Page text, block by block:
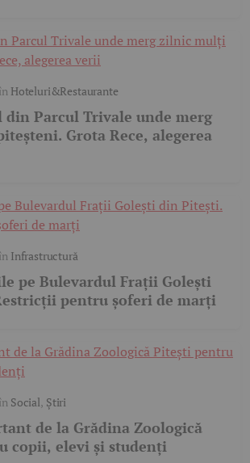
Hoteluri&Restaurante
din Parcul Trivale unde merg
Grota Rece, alegerea
Infrastructură
pe Bulevardul Frații Golești
pentru șoferi de marți
Social, Știri
de la Grădina Zoologică
copii, elevi și studenți